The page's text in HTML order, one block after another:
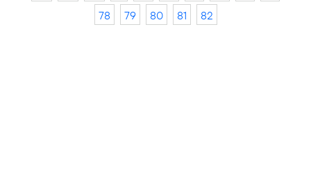
78
79 80 81 82